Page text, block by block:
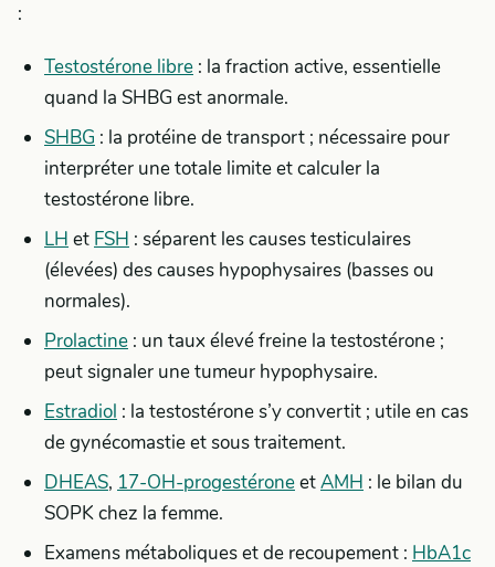
:
Testostérone libre : la fraction active, essentielle
quand la SHBG est anormale.
SHBG : la protéine de transport ; nécessaire pour
interpréter une totale limite et calculer la
testostérone libre.
LH et FSH : séparent les causes testiculaires
(élevées) des causes hypophysaires (basses ou
normales).
Prolactine : un taux élevé freine la testostérone ;
peut signaler une tumeur hypophysaire.
Estradiol : la testostérone s’y convertit ; utile en cas
de gynécomastie et sous traitement.
DHEAS, 17-OH-progestéroneetAMH : le bilan du
SOPK chez la femme.
Examens métaboliques et de recoupement : HbA1c